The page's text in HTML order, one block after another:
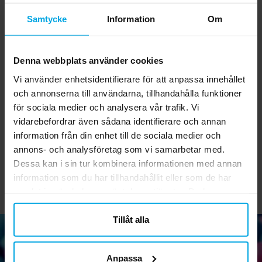
Samtycke Information Om
Denna webbplats använder cookies
Vi använder enhetsidentifierare för att anpassa innehållet
och annonserna till användarna, tillhandahålla funktioner
för sociala medier och analysera vår trafik. Vi
vidarebefordrar även sådana identifierare och annan
information från din enhet till de sociala medier och
annons- och analysföretag som vi samarbetar med.
Dessa kan i sin tur kombinera informationen med annan
information som du har tillhandahållit eller som de har
närsomhelst ändra ditt samtycke.
Tillåt alla
Anpassa
Tårtljus Pixel 5-9 år
Pris:25,00 kr
25,00 kr
GÅ TILL
Minecraft
Klistermärken 200-pack
Pris: 39,00 kr
39,00 kr
KÖP